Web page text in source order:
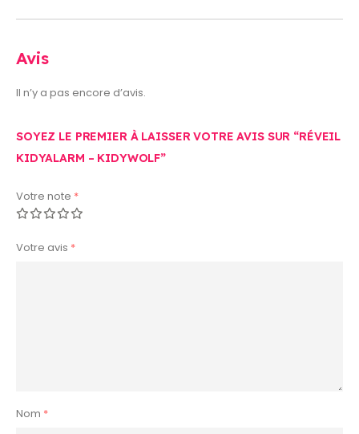
Avis
Il n’y a pas encore d’avis.
SOYEZ LE PREMIER À LAISSER VOTRE AVIS SUR “RÉVEIL
KIDYALARM – KIDYWOLF”
Votre note *
Votre avis *
Nom *